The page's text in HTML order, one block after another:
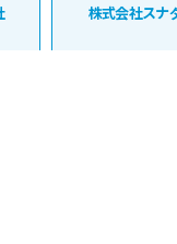
株式会社スナ